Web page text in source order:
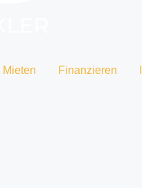
Mieten Finanzieren